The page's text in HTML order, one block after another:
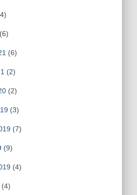
(6)
(6)
(2)
(2)
(3)
(7)
(9)
(4)